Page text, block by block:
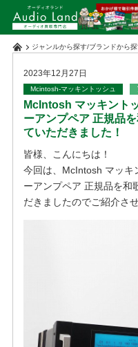
ジャンルから探す/ブランドから
2023年12月27日
Mcintosh-マッキントッシュ
McIntosh マッキント
ーアンプペア 正規品
ていただきました！
皆様、こんにちは！
今回は、McIntosh マッキ
ーアンプペア 正規品を和
だきましたのでご紹介さ